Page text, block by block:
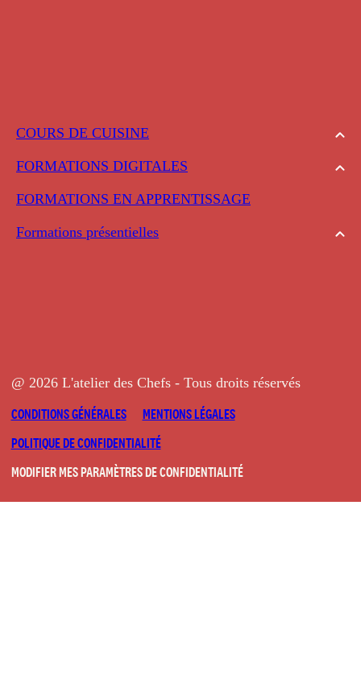
COURS DE CUISINE
FORMATIONS DIGITALES
FORMATIONS EN APPRENTISSAGE
Formations présentielles
@ 2026 L'atelier des Chefs - Tous droits réservés
CONDITIONS GÉNÉRALES
MENTIONS LÉGALES
POLITIQUE DE CONFIDENTIALITÉ
MODIFIER MES PARAMÈTRES DE CONFIDENTIALITÉ